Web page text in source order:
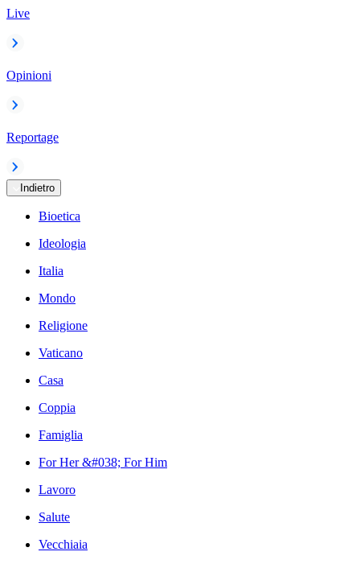
Live
Opinioni
Reportage
Indietro
Bioetica
Ideologia
Italia
Mondo
Religione
Vaticano
Casa
Coppia
Famiglia
For Her &#038; For Him
Lavoro
Salute
Vecchiaia